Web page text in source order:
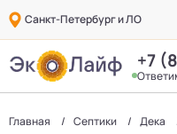
Санкт-Петербург и ЛО
+7
Главная Септики Дека